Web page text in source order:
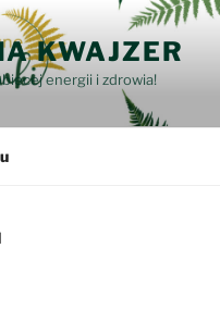
KWAJZER
energii i zdrowia!